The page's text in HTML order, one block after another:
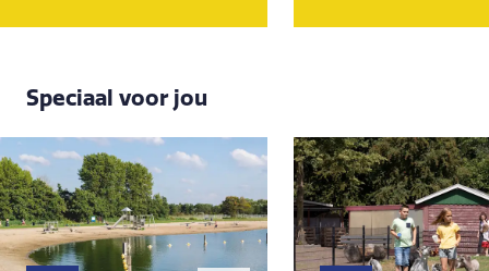
Speciaal voor jou